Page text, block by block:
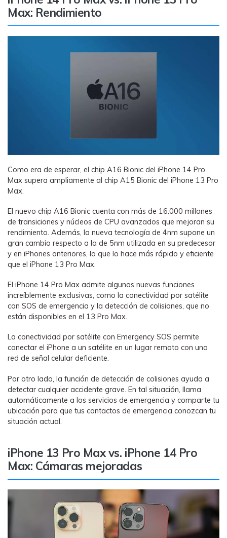
Max: Rendimiento
Como era de esperar, el chip A16 Bionic del iPhone 14 Pro
Max supera ampliamente al chip A15 Bionic del iPhone 13 Pro
Max.
El nuevo chip A16 Bionic cuenta con más de 16.000 millones
de transiciones y núcleos de CPU avanzados que mejoran su
rendimiento. Además, la nueva tecnología de 4nm supone un
gran cambio respecto a la de 5nm utilizada en su predecesor
y en iPhones anteriores, lo que lo hace más rápido y eficiente
que el iPhone 13 Pro Max.
El iPhone 14 Pro Max admite algunas nuevas funciones
increíblemente exclusivas, como la conectividad por satélite
con SOS de emergencia y la detección de colisiones, que no
están disponibles en el 13 Pro Max.
La conectividad por satélite con Emergency SOS permite
conectar el iPhone a un satélite en un lugar remoto con una
red de señal celular deficiente.
Por otro lado, la función de detección de colisiones ayuda a
detectar cualquier accidente grave. En tal situación, llama
automáticamente a los servicios de emergencia y comparte tu
ubicación para que tus contactos de emergencia conozcan tu
situación actual.
iPhone 13 Pro Max vs. iPhone 14 Pro
Max: Cámaras mejoradas